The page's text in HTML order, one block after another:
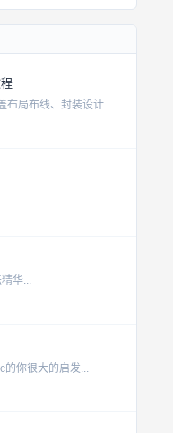
AltiumDesigner10实战技巧汇总，涵盖布局布线、封装设计与工程优化，可直接用于生产环境的高效设计流程。多个项目验证过的实用操作指南，提升设计效率与质量。...
华...
的你很大的启发...